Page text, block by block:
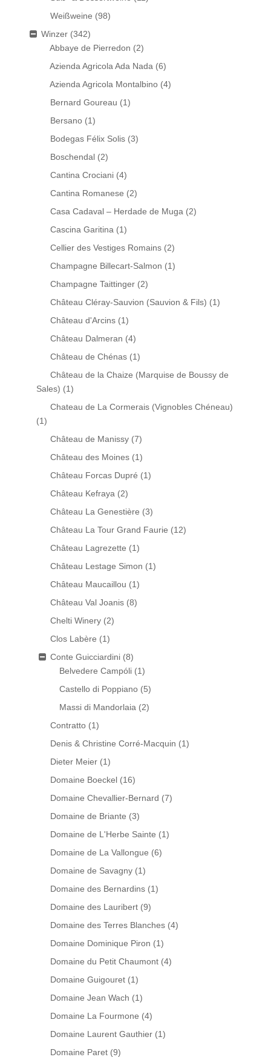
Weißweine (98)
Winzer (342)
Abbaye de Pierredon (2)
Azienda Agricola Ada Nada (6)
Azienda Agricola Montalbino (4)
Bernard Goureau (1)
Bersano (1)
Bodegas Félix Solis (3)
Boschendal (2)
Cantina Crociani (4)
Cantina Romanese (2)
Casa Cadaval – Herdade de Muga (2)
Cascina Garitina (1)
Cellier des Vestiges Romains (2)
Champagne Billecart-Salmon (1)
Champagne Taittinger (2)
Château Cléray-Sauvion (Sauvion & Fils) (1)
Château d'Arcins (1)
Château Dalmeran (4)
Château de Chénas (1)
Château de la Chaize (Marquise de Boussy de
Sales) (1)
Chateau de La Cormerais (Vignobles Chéneau)
(1)
Château de Manissy (7)
Château des Moines (1)
Château Forcas Dupré (1)
Château Kefraya (2)
Château La Genestière (3)
Château La Tour Grand Faurie (12)
Château Lagrezette (1)
Château Lestage Simon (1)
Château Maucaillou (1)
Château Val Joanis (8)
Chelti Winery (2)
Clos Labère (1)
Conte Guicciardini (8)
Belvedere Campóli (1)
Castello di Poppiano (5)
Massi di Mandorlaia (2)
Contratto (1)
Denis & Christine Corré-Macquin (1)
Dieter Meier (1)
Domaine Boeckel (16)
Domaine Chevallier-Bernard (7)
Domaine de Briante (3)
Domaine de L'Herbe Sainte (1)
Domaine de La Vallongue (6)
Domaine de Savagny (1)
Domaine des Bernardins (1)
Domaine des Lauribert (9)
Domaine des Terres Blanches (4)
Domaine Dominique Piron (1)
Domaine du Petit Chaumont (4)
Domaine Guigouret (1)
Domaine Jean Wach (1)
Domaine La Fourmone (4)
Domaine Laurent Gauthier (1)
Domaine Paret (9)